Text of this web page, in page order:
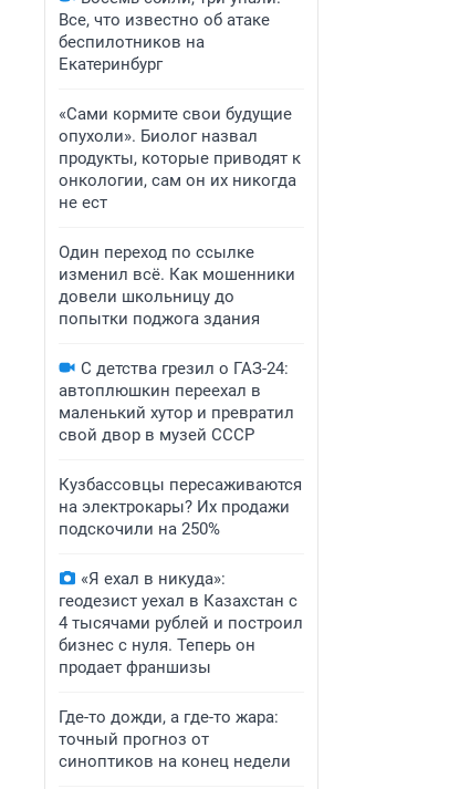
Все, что известно об атаке
беспилотников на
Екатеринбург
«Сами кормите свои будущие
опухоли». Биолог назвал
продукты, которые приводят к
онкологии, сам он их никогда
не ест
Один переход по ссылке
изменил всё. Как мошенники
довели школьницу до
попытки поджога здания
С детства грезил о ГАЗ-24:
автоплюшкин переехал в
маленький хутор и превратил
свой двор в музей СССР
Кузбассовцы пересаживаются
на электрокары? Их продажи
подскочили на 250%
«Я ехал в никуда»:
геодезист уехал в Казахстан с
4 тысячами рублей и построил
бизнес с нуля. Теперь он
продает франшизы
Где-то дожди, а где-то жара:
точный прогноз от
синоптиков на конец недели